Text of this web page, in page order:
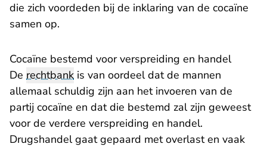
die zich voordeden bij de inklaring van de cocaïne
samen op.
Cocaïne bestemd voor verspreiding en handel
De rechtbank is van oordeel dat de mannen
allemaal schuldig zijn aan het invoeren van de
partij cocaïne en dat die bestemd zal zijn geweest
voor de verdere verspreiding en handel.
Drugshandel gaat gepaard met overlast en vaak